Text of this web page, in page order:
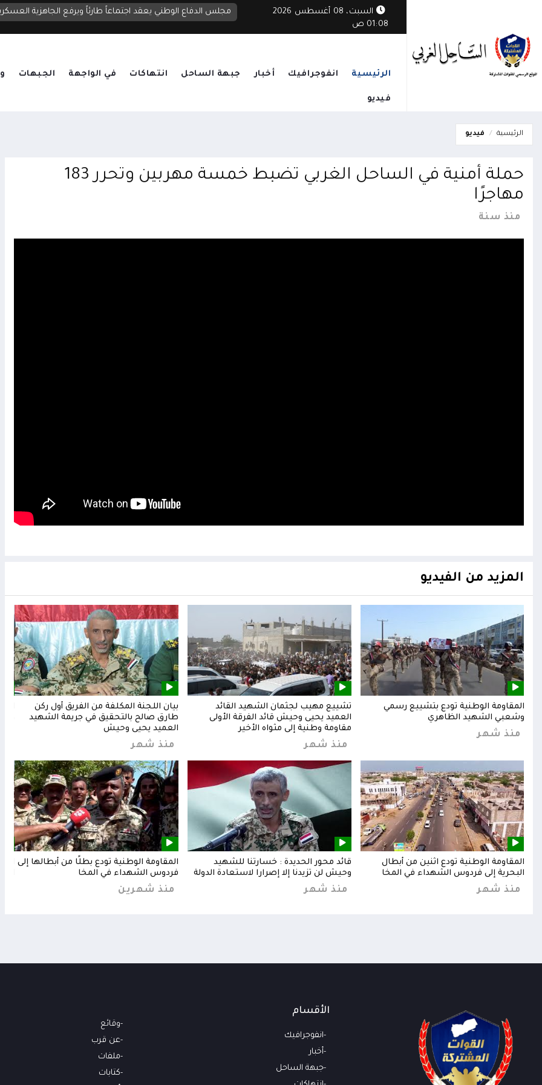
السبت، 08 أغسطس 2026
01:08 ص
الرئيسية انفوجرافيك أخبار جبهة الساحل انتهاكات في الواجهة الجبهات
فيديو
الرئيسية فيديو
حملة أمنية في الساحل الغربي تضبط خمسة مهربين وتحرر 183
مهاجرًا
منذ سنة
المزيد من الفيديو
المقاومة الوطنية تودع بتشييع رسمي
وشعبي الشهيد الظاهري
منذ شهر
تشييع مهيب لجثمان الشهيد القائد
العميد يحيى وحيش قائد الفرقة الأولى
مقاومة وطنية إلى مثواه الأخير
منذ شهر
بيان اللجنة المكلفة من الفريق أول ركن
طارق صالح بالتحقيق في جريمة الشهيد
العميد يحيى وحيش
منذ شهر
المقاومة الوطنية تودع اثنين من أبطال
البحرية إلى فردوس الشهداء في المخا
منذ شهر
قائد محور الحديدة : خسارتنا للشهيد
وحيش لن تزيدنا إلا إصرارا لاستعادة الدولة
منذ شهر
المقاومة الوطنية تودع بطلًا من أبطالها إلى
فردوس الشهداء في المخا
منذ شهرين
الأقسام
انفوجرافيك
أخبار
جبهة الساحل
وقائع
عن قرب
ملفات
كتابات